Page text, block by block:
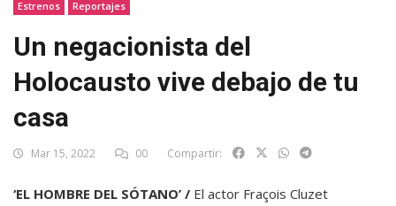
Estrenos Reportajes
Un negacionista del
Holocausto vive debajo de tu
casa
Mar 15, 2022 00 Compartir:
‘EL HOMBRE DEL SÓTANO’ / El actor Fraçois Cluzet